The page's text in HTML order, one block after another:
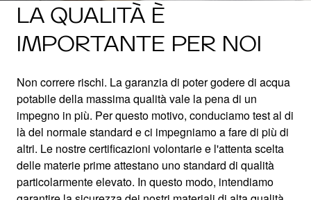
LA QUALITÀ È
IMPORTANTE PER NOI
Non correre rischi. La garanzia di poter godere di acqua
potabile della massima qualità vale la pena di un
impegno in più. Per questo motivo, conduciamo test al di
là del normale standard e ci impegniamo a fare di più di
altri. Le nostre certificazioni volontarie e l'attenta scelta
delle materie prime attestano uno standard di qualità
particolarmente elevato. In questo modo, intendiamo